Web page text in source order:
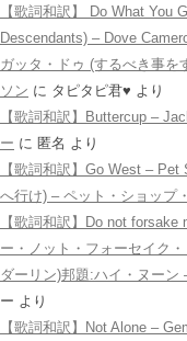
【歌詞和訳】 Do What You
Descendants) – Dove
ガッタ・ドゥ (するべき事を
ソン に タピタピ君♥️ より
【歌詞和訳】Buttercup –
ー に 匿名 より
【歌詞和訳】Go West –
へ行け) – ペット・ショップ
【歌詞和訳】Do not
ー・ノット・フォーセイク
ダーリン)邦題:ハイ・ヌーン
ー より
【歌詞和訳】Not Alone –